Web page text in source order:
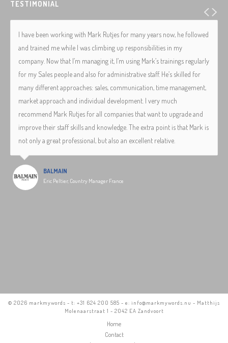
TESTIMONIAL
I have been working with Mark Rutjes for many years now, he followed
and trained me while I was climbing up responsibilities in my
company. Now that I’m managing it, I’m using Mark’s trainings regularly
for my Sales people and also for administrative staff. He’s skilled for
many different approaches: sales, communication, time management,
market approach and individual development. I very much
recommend Mark Rutjes for all companies that want to upgrade and
improve their staff skills and knowledge. The extra point is that Mark is
not only a great professional, but also an excellent relative.
BALMAIN
Eric Peltier, Country Manager France
© 2026 markmywords - t: +31 624 200 585 - e: info@markmywords.nu - Matthijs
Molenaarstraat 1 - 2042 EA Zandvoort
Home
Contact